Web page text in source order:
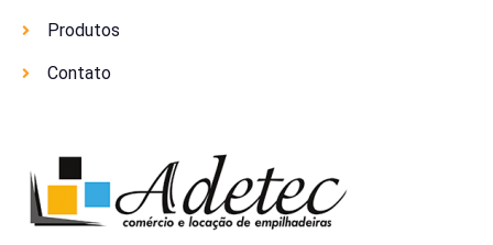
Produtos
Contato